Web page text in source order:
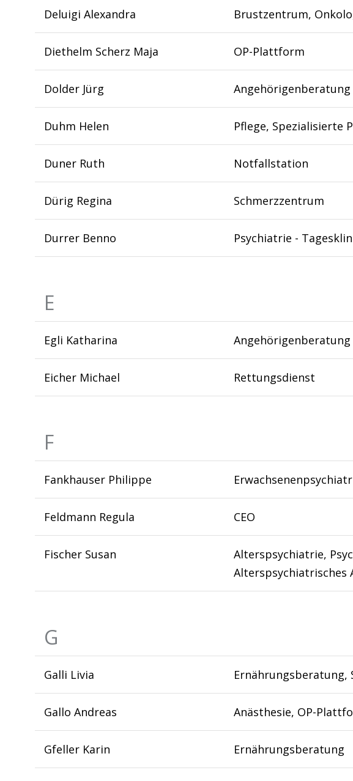
Deluigi Alexandra Brustzentrum,
Diethelm Scherz Maja OP-Plattform
Dolder Jürg Angehörigenberatung
Duhm Helen Pflege, Spezialisierte
Duner Ruth Notfallstation
Dürig Regina Schmerzzentrum
Durrer Benno Psychiatrie -
E
Egli Katharina Angehörigenberatung
Eicher Michael Rettungsdienst
F
Fankhauser Philippe
Feldmann Regula CEO
Fischer Susan
Alterspsychiatrie,
Alterspsychiatrisches
G
Galli Livia Ernährungsberatung,
Gallo Andreas Anästhesie, OP-
Gfeller Karin Ernährungsberatung